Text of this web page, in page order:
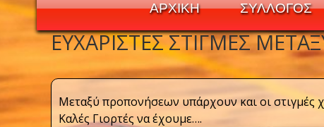
ΑΡΧΙΚΗ ΣΥΛΛΟΓΟΣ
Navigation
ΕΥΧΆΡΙΣΤΕΣ ΣΤΙΓΜΈΣ
Μεταξύ προπονήσεων υπάρχουν και οι
Καλές Γιορτές να έχουμε….